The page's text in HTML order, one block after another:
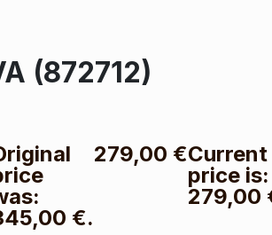
(872712)
€.
279,00 €Current
price is:
279,00